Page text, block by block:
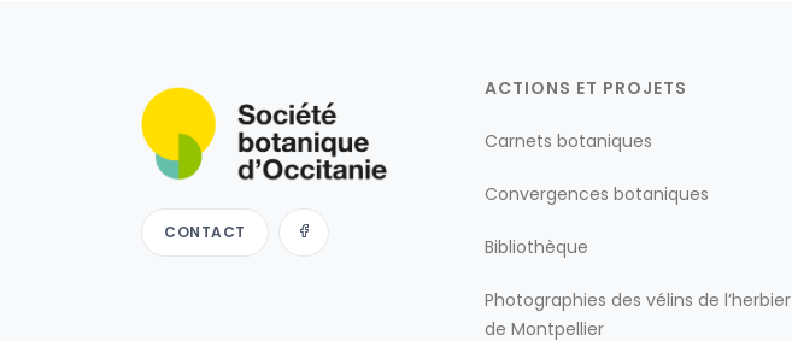
CONTACT
ACTIONS ET PROJETS
Carnets botaniques
Convergences botaniques
Bibliothèque
Photographies des vélins de l’herbier
de Montpellier